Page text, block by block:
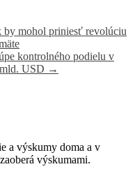
mohol priniesť revolúciu
kontrolného podielu v
USD →
a výskumy doma a v
výskumami.